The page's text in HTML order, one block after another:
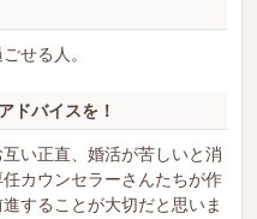
せる人。
ドバイスを！
い正直、婚活が苦しいと消
カウンセラーさんたちが作
することが大切だと思いま